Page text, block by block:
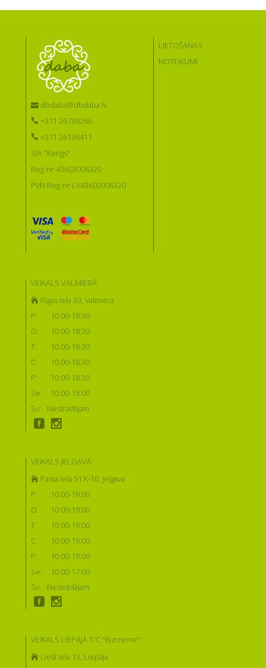
dbdaba@dbdaba.lv
+371 26739266
+371 26136411
SIA "Kongs"
Reģ.nr 43603006320
PVN Reģ.nr LV43603006320
LIETOŠANAS
NOTEIKUMI
VEIKALS VALMIERĀ:
Rīgas iela 30, Valmiera
P:
10:00-18:30
O:
10:00-18:30
T:
10:00-18:30
C:
10:00-18:30
P:
10:00-18:30
Se:
10:00-15:00
Sv:
Nestrādājam
VEIKALS JELGAVĀ:
Pasta iela 51 K-10, Jelgava
P:
10:00-19:00
O:
10:00-19:00
T:
10:00-19:00
C:
10:00-19:00
P:
10:00-19:00
Se:
10:00-17:00
Sv:
Nestrādājam
VEIKALS LIEPĀJĀ T/C "Kurzeme":
Lielā iela 13, Liepāja